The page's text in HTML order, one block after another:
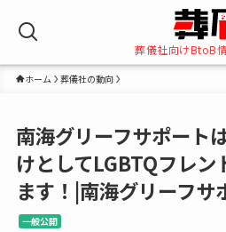
葬儀社向けBtoB
ホーム 葬儀社の動向
南海グリーフサポート
けとしてLGBTQフレ
ます！|南海グリーフサ
一般公開